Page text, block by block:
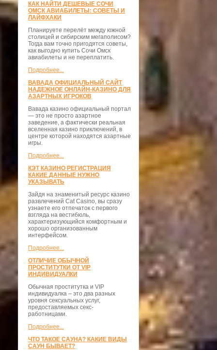
КАК НАЙТИ ДЕШЕВЫЕ СОЧИ
ОМСК АВИАБИЛЕТЫ: СОВЕТЫ И
ЛАЙФХАКИ
Планируете перелёт между южной
столицей и сибирским мегаполисом?
Тогда вам точно пригодятся советы,
как выгодно купить Сочи Омск
авиабилеты и не переплатить.
Подробнее...
ВАВАДА ОФИЦИАЛЬНЫЙ САЙТ
НАДЕЖНОЕ ОНЛАЙН-КАЗИНО ДЛЯ
АЗАРТНЫХ ИГРОКОВ
Вавада казино официальный портал
— это не просто азартное
заведение, а фактически реальная
вселенная казино приключений, в
центре которой находятся азартные
игры.
Подробнее...
КЭТ КАЗИНО РЕГИСТРАЦИЯ
КАКИЕ ДАННЫЕ НУЖНО
УКАЗЫВАТЬ
Зайдя на знаменитый ресурс казино
развлечений Cat Casino, вы сразу
узнаете его отпечаток с первого
взгляда на вестибюль,
характеризующийся комфортным и
хорошо организованным
интерфейсом.
Подробнее...
ОТЛИЧИЕ ОБЫЧНОЙ
ПРОСТИТУТКИ ОТ VIP
ИНДИВИДУАЛКИ
Обычная проститутка и VIP
индивидуалка – это два разных
уровня сексуальных услуг,
предоставляемых секс-
работницами.
Подробнее...
ЧТО ТАКОЕ САУНА? КАКИЕ ВИДЫ
САУН БЫВАЕТ?